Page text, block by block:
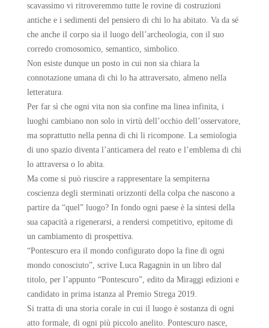
scavassimo vi ritroveremmo tutte le rovine di costruzioni
antiche e i sedimenti del pensiero di chi lo ha abitato. Va da sé
che anche il corpo sia il luogo dell’archeologia, con il suo
corredo cromosomico, semantico, simbolico.
Non esiste dunque un posto in cui non sia chiara la
connotazione umana di chi lo ha attraversato, almeno nella
letteratura.
Per far sì che ogni vita non sia confine ma linea infinita, i
luoghi cambiano non solo in virtù dell’occhio dell’osservatore,
ma soprattutto nella penna di chi li ricompone. La semiologia
di uno spazio diventa l’anticamera del reato e l’emblema di chi
lo attraversa o lo abita.
Ma come si può riuscire a rappresentare la sempiterna
coscienza degli sterminati orizzonti della colpa che nascono a
partire da “quel” luogo? In fondo ogni paese è la sintesi della
sua capacità a rigenerarsi, a rendersi competitivo, epitome di
un cambiamento di prospettiva.
“Pontescuro era il mondo configurato dopo la fine di ogni
mondo conosciuto”, scrive Luca Ragagnin in un libro dal
titolo, per l’appunto “Pontescuro”, edito da Miraggi edizioni e
candidato in prima istanza al Premio Strega 2019.
Si tratta di una storia corale in cui il luogo è sostanza di ogni
atto formale, di ogni più piccolo anelito. Pontescuro nasce,